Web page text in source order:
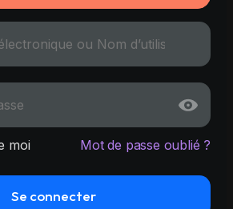
moi Mot de passe oublié ?
Se connecter